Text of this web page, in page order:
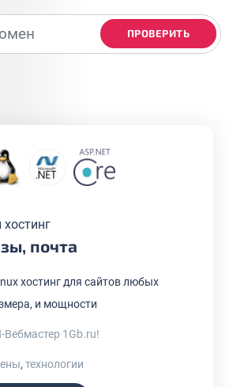
ПРОВЕРИТЬ
почта
хостинг для сайтов любых
и мощности
Вебмастер 1Gb.ru!
, технологии